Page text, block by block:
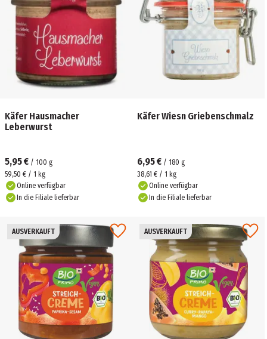
Käfer Hausmacher
Leberwurst
5,95 € / 100 g
59,50 € / 1 kg
Online verfügbar
In die Filiale lieferbar
Käfer Wiesn Griebenschmalz
6,95 € / 180 g
38,61 € / 1 kg
Online verfügbar
In die Filiale lieferbar
AUSVERKAUFT AUSVERKAUFT